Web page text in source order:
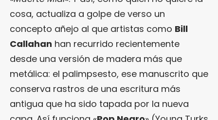
cosa, actualiza a golpe de verso un
concepto añejo al que artistas como Bill
Callahan han recurrido recientemente
desde una versión de madera más que
metálica: el palimpsesto, ese manuscrito que
conserva rastros de una escritura más
antigua que ha sido tapada por la nueva